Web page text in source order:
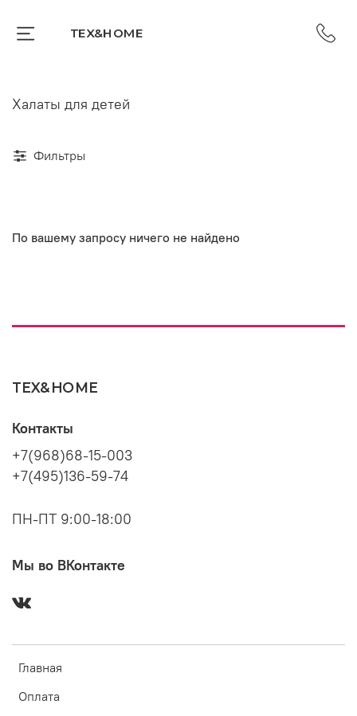
TEX&HOME
Халаты для детей
Фильтры
По вашему запросу ничего не найдено
TEX&HOME
Главная
Оплата
Контакты
+7(968)68-15-003
+7(495)136-59-74
ПН-ПТ 9:00-18:00
Мы во ВКонтакте